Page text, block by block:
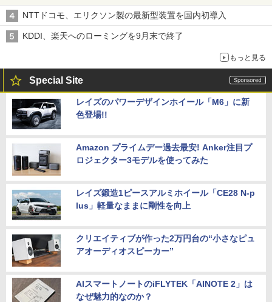
穴と楽天モバイルの課題
NTTドコモ、エリクソン製の最新型装置を国内初導入
KDDI、楽天へのローミングを9月末で終了
もっと見る
Special Site
レイズのパワーデザインホイール「M6」に新
色登場!!
Amazon プライムデー過去最安! Anker注目プ
ロジェクター3モデルを使ってみた
レイズ鍛造1ピースアルミホイール「CE28 N-p
lus」軽量なままに剛性を向上
クリエイティブが作った2万円台の“小さなピュ
アオーディオスピーカー”
AIスマートノートのiFLYTEK「AINOTE 2」は
なぜ魅力的なのか？